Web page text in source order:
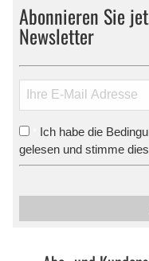
Abonnieren Sie
Newsletter
Ich habe die
gelesen und stimme